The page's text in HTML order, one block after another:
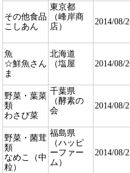
その他食品
こしあん
東京都
（峰岸商
店）
2014/08/
魚
☆鮮魚さん
ま
北海道
（塩屋
2014/08/
野菜・葉菜
類
わさび菜
千葉県
（酵素の
会
2014/08/
野菜・菌茸
類
なめこ（中
粒）
福島県
（ハッピ
ーファー
ム）
2014/08/